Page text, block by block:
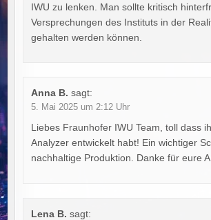
IWU zu lenken. Man sollte kritisch
Versprechungen des Instituts in der
gehalten werden können.
Anna B. sagt:
5. Mai 2025 um 2:12 Uhr
Liebes Fraunhofer IWU Team, toll dass
Analyzer entwickelt habt! Ein wichtiger
nachhaltige Produktion. Danke für eure
Lena B. sagt: